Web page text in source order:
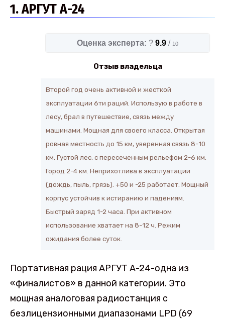
1. АРГУТ А-24
Оценка эксперта: ? 9.9 / 10
Отзыв владельца
Второй год очень активной и жесткой
эксплуатации 6ти раций. Использую в работе в
лесу, брал в путешествие, связь между
машинами. Мощная для своего класса. Открытая
ровная местность до 15 км, уверенная связь 8-10
км. Густой лес, с пересеченным рельефом 2-6 км.
Город 2-4 км. Неприхотлива в эксплуатации
(дождь, пыль, грязь). +50 и -25 работает. Мощный
корпус устойчив к истиранию и падениям.
Быстрый заряд 1-2 часа. При активном
использование хватает на 8-12 ч. Режим
ожидания более суток.
Портативная рация АРГУТ А-24-одна из
«финалистов» в данной категории. Это
мощная аналоговая радиостанция с
безлицензионными диапазонами LPD (69